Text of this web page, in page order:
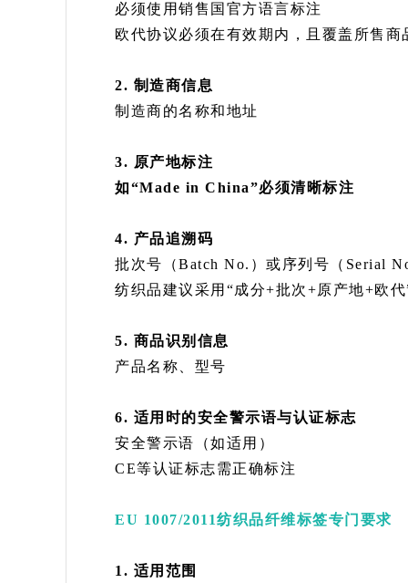
必须使用销售国官方语言标注
欧代协议必须在有效期内，且覆盖所售商
2. 制造商信息
制造商的名称和地址
3. 原产地标注
如“Made in China”必须清晰标注
4. 产品追溯码
批次号（Batch No.）或序列号（Serial
纺织品建议采用“成分+批次+原产地+欧
5. 商品识别信息
产品名称、型号
6. 适用时的安全警示语与认证标志
安全警示语（如适用）
CE等认证标志需正确标注
EU 1007/2011纺织品纤维标签专门要求
1. 适用范围